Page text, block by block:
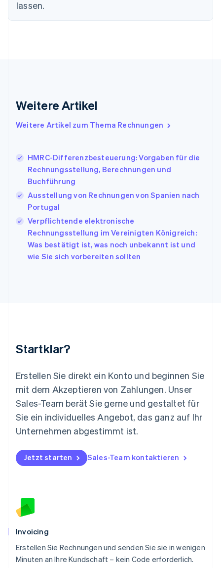
lassen.
Weitere Artikel
Weitere Artikel zum Thema Rechnungen
HMRC-Differenzbesteuerung: Vorgaben für die
Rechnungsstellung, Berechnungen und
Buchführung
Ausstellung von Rechnungen von Spanien nach
Portugal
Verpflichtende elektronische
Rechnungsstellung im Vereinigten Königreich:
Was bestätigt ist, was noch unbekannt ist und
wie Sie sich vorbereiten sollten
Startklar?
Erstellen Sie direkt ein Konto und beginnen Sie
mit dem Akzeptieren von Zahlungen. Unser
Sales-Team berät Sie gerne und gestaltet für
Sie ein individuelles Angebot, das ganz auf Ihr
Unternehmen abgestimmt ist.
Jetzt starten Sales-Team kontaktieren
Invoicing
Erstellen Sie Rechnungen und senden Sie sie in wenigen
Minuten an Ihre Kundschaft – kein Code erforderlich.
简体中文
EnglishSvenska
English
English
Japan
日本語
EnglishFrançais
Kroatien
EnglishItaliano
English
Liechtenstein
DeutschEnglish
Litauen
Español English
Niederlande
NederlandsEnglish
English
Österreich
Deutsch
Polen
Portugal
PortuguêsEnglish
Schweden
Schweiz
Singapur
English简体中文
Slowakei